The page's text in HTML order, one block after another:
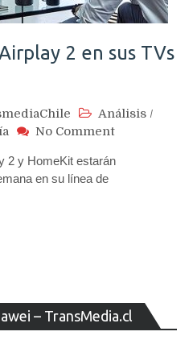
2 en sus TVs
Análisis /
No Commenton
incluye
2 y HomeKit estarán
en su línea de
– TransMedia.cl
de